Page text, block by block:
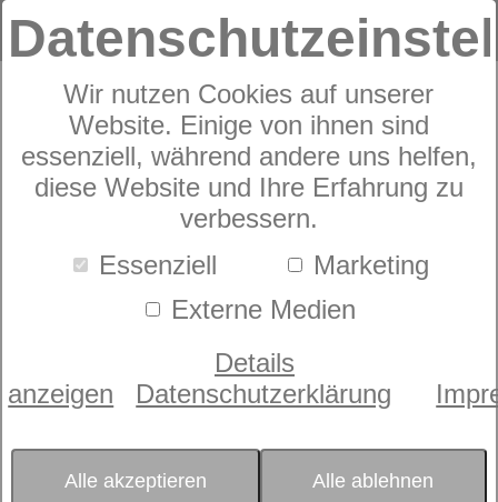
Wir nutzen Cookies auf unserer
Website. Einige von ihnen sind
essenziell, während andere uns helfen,
diese Website und Ihre Erfahrung zu
verbessern.
Essenziell
Marketing
Externe Medien
Details
anzeigen
Datenschutzerklärung
Alle akzeptieren Alle ablehnen
Kissen
dormabell Comfort
Bild wird geladen...